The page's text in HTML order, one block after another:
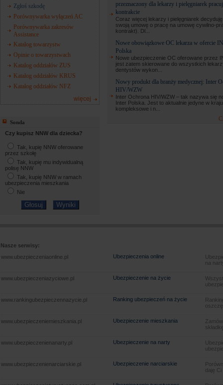
Zgłoś szkodę
Porównywarka wyłączeń AC
Porównywarka zakresów
Assistance
Katalog towarzystw
Opinie o towarzystwach
Katalog oddziałów ZUS
Katalog oddziałów KRUS
Katalog oddziałów NFZ
więcej
Sonda
Czy kupisz NNW dla dziecka?
Tak, kupię NNW oferowane
przez szkołę
Tak, kupię mu indywidualną
polisę NNW
Tak, kupię NNW w ramach
ubezpieczenia mieszkania
Nie
przeznaczony dla lekarzy i pielęgniarek
kontrakcie
Coraz więcej lekarzy i pielęgniarek
swoją umowę o pracę na umowę cywilno-
kontrakt). Dl...
Nowe obowiązkowe OC lekarza w ofercie
Polska
Nowe ubezpieczenie OC oferowane przez
jest zatem skierowane do wszystkich
dentystów wykon...
Nowy produkt dla branży medycznej: Inter
HIV/WZW
Inter Ochrona HIV/WZW – tak nazywa się
Inter Polska. Jest to aktualnie jedyne w kraju
kompleksowe i n...
Nasze serwisy:
www.ubezpieczeniaonline.pl
Ubezpieczenia online
na
www.ubezpieczeniazyciowe.pl Ubezpieczenie na życie
www.rankingubezpieczennazycie.pl Ranking ubezpieczeń na życie
www.ubezpieczeniemieszkania.pl Ubezpieczenie mieszkania
www.ubezpieczenienanarty.pl Ubezpieczenie na narty
www.ubezpieczenienarciarskie.pl Ubezpieczenie narciarskie
daję